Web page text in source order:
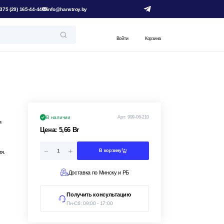
(29) 165-44-44 info@hanstroy.by
Войти Корзина
В наличии Арт: 999-06-210
Цена: 5,66 Br
В корзину
Доставка по Минску и РБ
Получить консультацию
Пн-Сб: 09:00 - 17:00